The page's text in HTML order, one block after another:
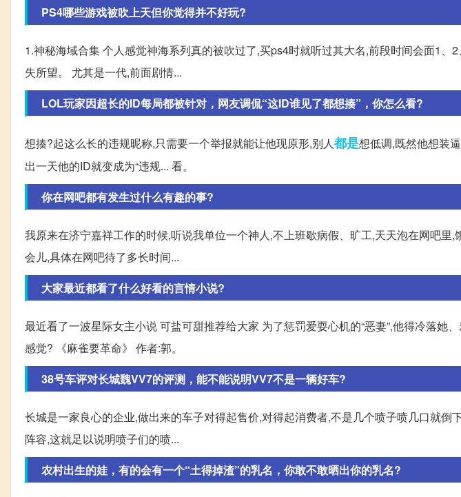
PS4哪些游戏被吹上天但你觉得并不好玩?
1.神秘海域合集 个人感觉神海系列真的被吹过了,买ps4时就听过其大名,前段时间会面1、
失所望。 尤其是一代,前面剧情...
LOL玩家因超长的ID每局都被针对，网友调侃“这ID谁见了都想揍”，你怎么看?
想揍?起这么长的违规昵称,只需要一个举报就能让他现原形,别人都是想低调,既然他想装
出一天他的ID就变成为“违规... 看。
你在网吧都有发生过什么有趣的事?
我原来在济宁嘉祥工作的时候,听说我单位一个神人,不上班歇病假、旷工,天天泡在网吧里
会儿,具体在网吧待了多长时间...
大家最近都看了什么好看的言情小说?
最近看了一波星际女主小说 可盐可甜推荐给大家 为了惩罚爱耍心机的“恶妻”,他得冷落
感觉? 《麻雀要革命》 作者:郭。
38号车评对长城魏VV7的评测，能不能说明VV7不是一辆好车?
长城是一家良心的企业,做出来的车子对得起售价,对得起消费者,不是几个喷子喷几口就倒
阵容,这就足以说明喷子们的喷...
农村出生的娃，有的会有一个“土得掉渣”的乳名，你敢不敢晒出你的乳名?